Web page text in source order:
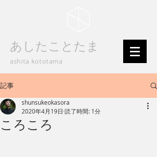
あしたことたま
ashita kototama
記事
ころころ
shunsukeokasora
2020年4月19日 読了時間: 1分